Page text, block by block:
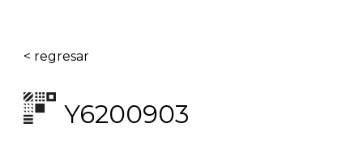
< regresar
Y6200903